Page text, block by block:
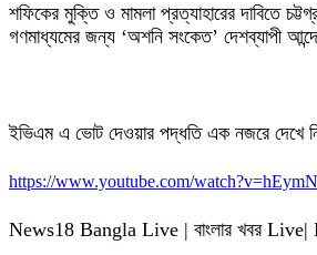
শফিকের মুক্তি ও মামলা প্রত্যাহারের দাবিতে
গণমাধ্যমের জন্য ‘অশনি সংকেত’ দেশব্যাপী
ইভিএম এ ভোট দেওয়ার পদ্ধতি এক নজরে দেখে
https://www.youtube.com/
News18 Bangla Live | বাংলার খবর